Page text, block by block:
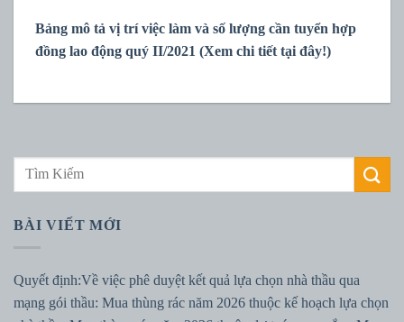
Bảng mô tả vị trí việc làm và số lượng cần tuyển hợp
đồng lao động quý II/2021 (Xem chi tiết tại đây!)
BÀI VIẾT MỚI
Quyết định:Về việc phê duyệt kết quả lựa chọn nhà thầu qua
mạng gói thầu: Mua thùng rác năm 2026 thuộc kế hoạch lựa chọn